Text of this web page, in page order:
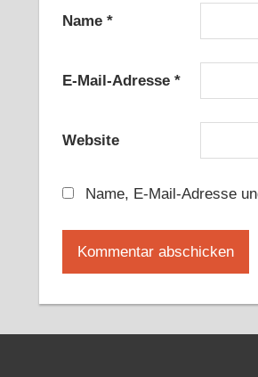
Name *
E-Mail-Adresse *
Website
Name, E-Mail-Adresse